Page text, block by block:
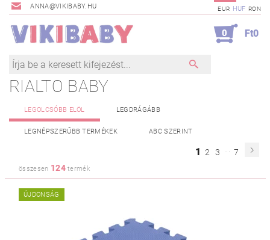
ANNA@VIKIBABY.HU EUR HUF RON
0 Ft0
RIALTO BABY
LEGOLCSÓBB ELÖL LEGDRÁGÁBB
LEGNÉPSZERŰBB TERMÉKEK ABC SZERINT
1 2 3 ... 7
összesen 124termék
ÚJDONSÁG